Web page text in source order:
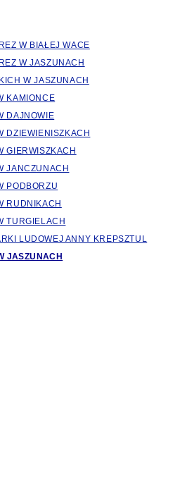
W BIAŁEJ WACE
W JASZUNACH
W JASZUNACH
KAMIONCE
DAJNOWIE
DZIEWIENISZKACH
GIERWISZKACH
JANCZUNACH
PODBORZU
RUDNIKACH
TURGIELACH
LUDOWEJ ANNY KREPSZTUL
JASZUNACH